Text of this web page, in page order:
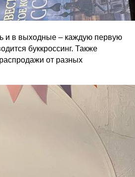
и в выходные – каждую первую
буккроссинг. Также
от разных